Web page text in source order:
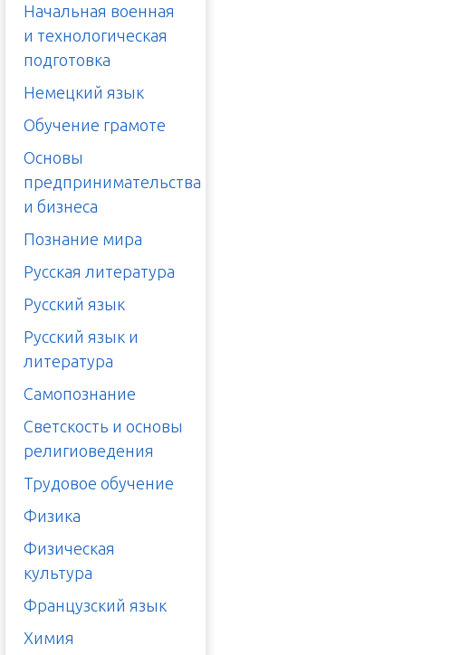
Начальная военная
и технологическая
подготовка
Немецкий язык
Обучение грамоте
Основы
предпринимательства
и бизнеса
Познание мира
Русская литература
Русский язык
Русский язык и
литература
Самопознание
Светскость и основы
религиоведения
Трудовое обучение
Физика
Физическая
культура
Французский язык
Химия